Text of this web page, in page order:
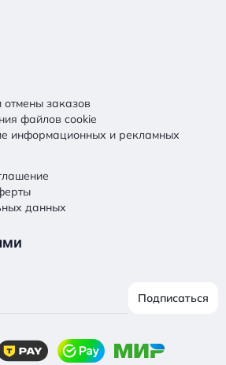
отмены заказов
файлов cookie
информационных и рекламных
данных
Подписаться